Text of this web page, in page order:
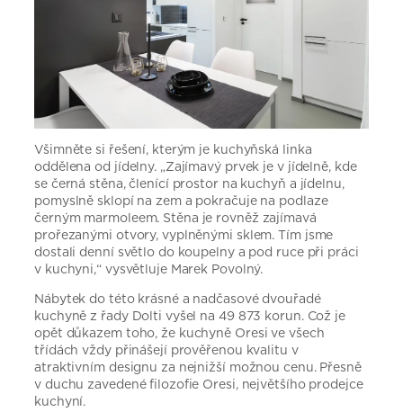
Všimněte si řešení, kterým je kuchyňská linka
oddělena od jídelny. „Zajímavý prvek je v jídelně, kde
se černá stěna, členící prostor na kuchyň a jídelnu,
pomyslně sklopí na zem a pokračuje na podlaze
černým marmoleem. Stěna je rovněž zajímavá
prořezanými otvory, vyplněnými sklem. Tím jsme
dostali denní světlo do koupelny a pod ruce při práci
v kuchyni,“ vysvětluje Marek Povolný.
Nábytek do této krásné a nadčasové dvouřadé
kuchyně z řady Dolti vyšel na 49 873 korun. Což je
opět důkazem toho, že kuchyně Oresi ve všech
třídách vždy přinášejí prověřenou kvalitu v
atraktivním designu za nejnižší možnou cenu. Přesně
v duchu zavedené filozofie Oresi, největšího prodejce
kuchyní.